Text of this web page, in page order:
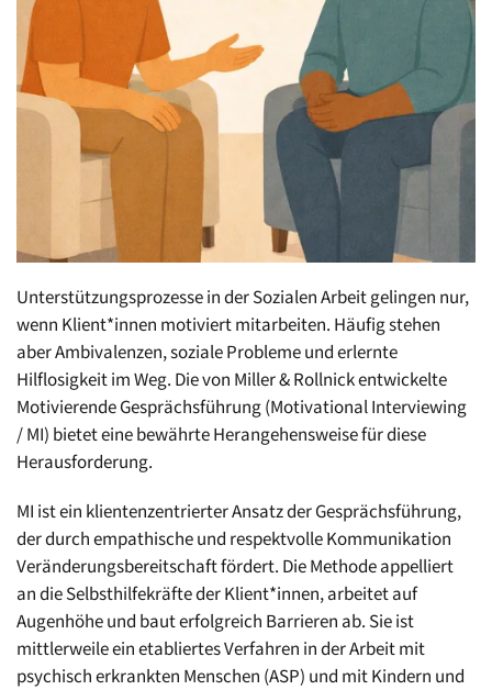
Unterstützungsprozesse in der Sozialen Arbeit gelingen nur,
wenn Klient*innen motiviert mitarbeiten. Häufig stehen
aber Ambivalenzen, soziale Probleme und erlernte
Hilflosigkeit im Weg. Die von Miller & Rollnick entwickelte
Motivierende Gesprächsführung (Motivational Interviewing
/ MI) bietet eine bewährte Herangehensweise für diese
Herausforderung.
MI ist ein klientenzentrierter Ansatz der Gesprächsführung,
der durch empathische und respektvolle Kommunikation
Veränderungsbereitschaft fördert. Die Methode appelliert
an die Selbsthilfekräfte der Klient*innen, arbeitet auf
Augenhöhe und baut erfolgreich Barrieren ab. Sie ist
mittlerweile ein etabliertes Verfahren in der Arbeit mit
psychisch erkrankten Menschen (ASP) und mit Kindern und